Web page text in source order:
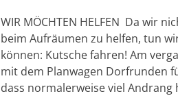
WIR MÖCHTEN HELFEN Da wir
beim Aufräumen zu helfen, tun
können: Kutsche fahren! Am
mit dem Planwagen Dorfrunden
dass normalerweise viel